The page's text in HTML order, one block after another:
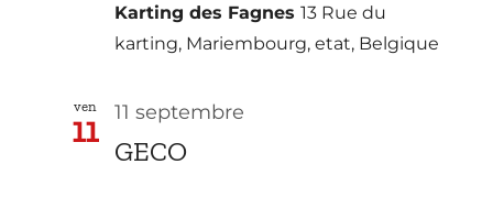
Karting des Fagnes 13 Rue du
karting, Mariembourg, etat, Belgique
ven
11 11 septembre
GECO